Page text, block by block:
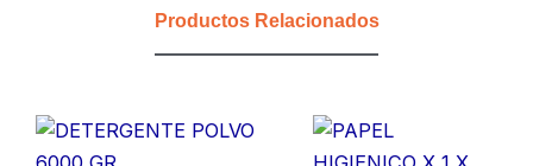
Productos Relacionados